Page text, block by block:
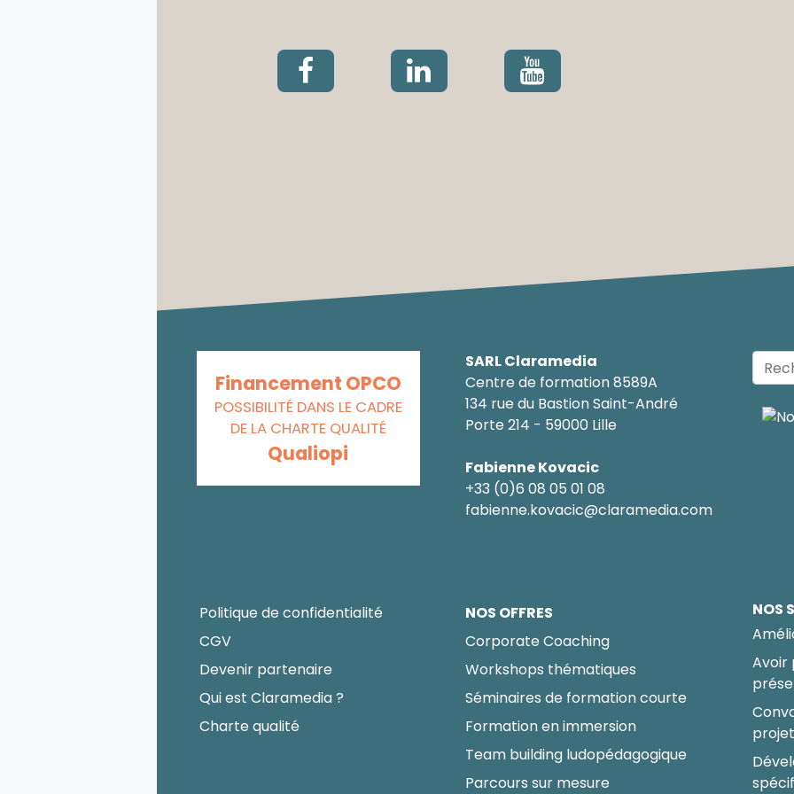
Financement OPCO
POSSIBILITÉ DANS LE CADRE
DE LA CHARTE QUALITÉ
Qualiopi
SARL Claramedia
Centre de formation 8589A
134 rue du Bastion Saint-André
Porte 214 - 59000 Lille
Fabienne Kovacic
+33 (0)6 08 05 01 08
fabienne.kovacic@claramedia.com
Politique de confidentialité
CGV
Devenir partenaire
Qui est Claramedia ?
Charte qualité
NOS OFFRES
Corporate Coaching
Workshops thématiques
Séminaires de formation courte
Formation en immersion
Team building ludopédagogique
Parcours sur mesure
NOS
Avoir
projet